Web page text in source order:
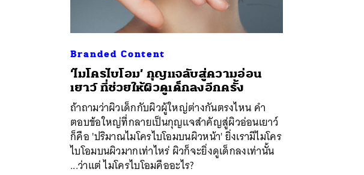
Branded Content
‘ไมโครไบโอม’ กุญแจลับสู่ความอ่อน
เยาว์ ที่ช่วยให้ผิวดูเด็กลงอีกครั้ง
ถ้าถามว่าผิวเด็กกับผิวผู้ใหญ่ต่างกันตรงไหน คำ
ตอบข้อใหญ่ที่กลายเป็นกุญแจสำคัญสู่ผิวอ่อนเยาว์
ก็คือ 'ปริมาณไมโครไบโอมบนผิวหน้า' ยิ่งเรามีไมโคร
ไบโอมบนผิวมากเท่าไหร่ ผิวก็จะยิ่งดูเด็กลงเท่านั้น
...ว่าแต่ ไมโครไบโอมคืออะไร?